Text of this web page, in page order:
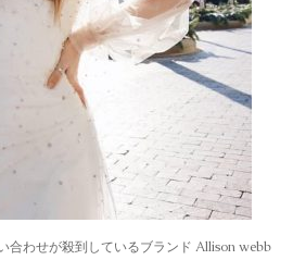
合わせが殺到しているブランド Allison webb